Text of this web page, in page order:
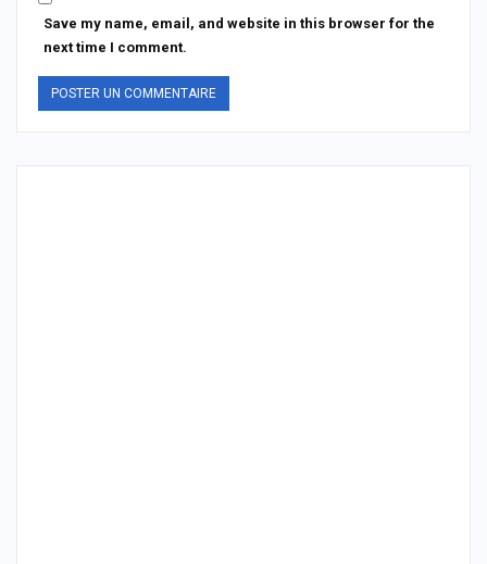
Save my name, email, and website in this browser for the
next time I comment.